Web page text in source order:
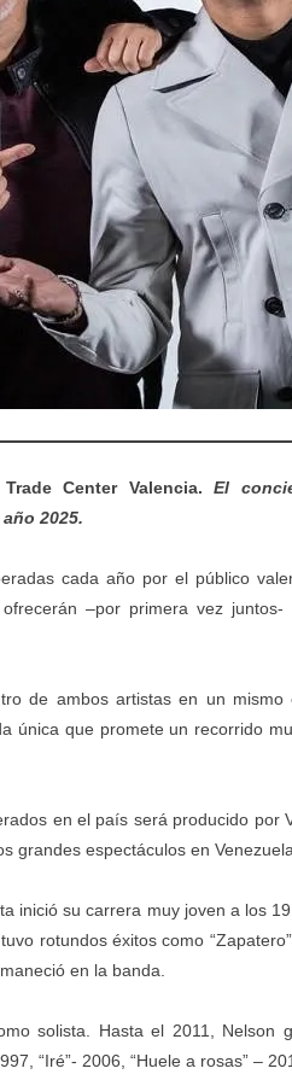
Center Valencia.El
2025.
cada año por el público
–por primera vez
de ambos artistas en un
única que promete un recorrido
en el país será producido por
grandes espectáculos en Venezuela.
inició su carrera muy joven a los
rotundos éxitos como
en la banda.
solista. Hasta el 2011, Nelson
“Iré”- 2006, “Huele a rosas” –